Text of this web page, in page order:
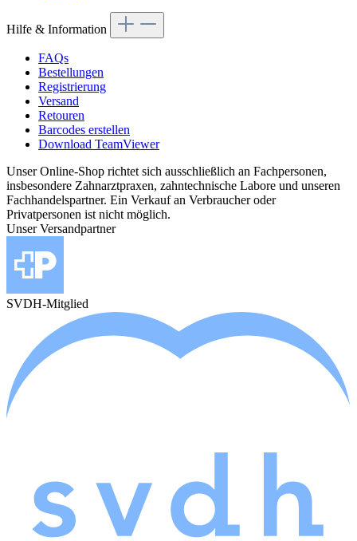
Hilfe & Information
FAQs
Bestellungen
Registrierung
Versand
Retouren
Barcodes erstellen
Download TeamViewer
Unser Online-Shop richtet sich ausschließlich an Fachpersonen,
insbesondere Zahnarztpraxen, zahntechnische Labore und unseren
Fachhandelspartner. Ein Verkauf an Verbraucher oder
Privatpersonen ist nicht möglich.
Unser Versandpartner
SVDH-Mitglied